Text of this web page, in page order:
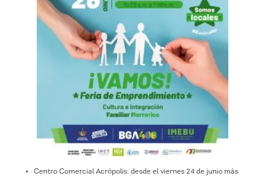
Centro Comercial Acrópolis: desde el viernes 24 de junio más